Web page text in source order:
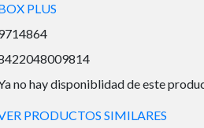
PLUS
no hay disponiblidad de este
PRODUCTOS SIMILARES